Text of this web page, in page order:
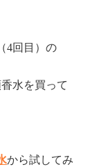
4回目）の
水を買って
から試してみ